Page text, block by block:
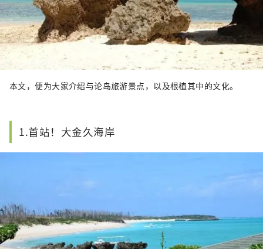
本文，便为大家介绍与论岛旅游景点，以及根植其中的文化。
1.首站！大金久海岸